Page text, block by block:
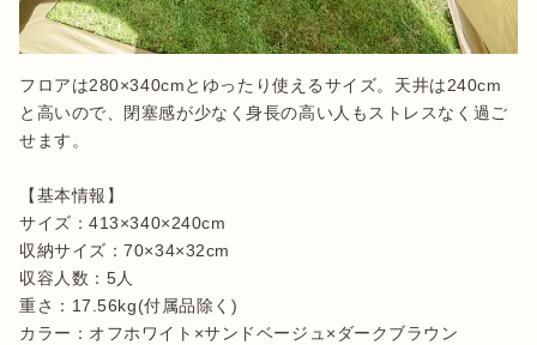
フロアは280×340cmとゆったり使えるサイズ。天井は240cm
と高いので、閉塞感が少なく身長の高い人もストレスなく過ご
せます。
【基本情報】
サイズ：413×340×240cm
収納サイズ：70×34×32cm
収容人数：5人
重さ：17.56kg(付属品除く)
カラー：オフホワイト×サンドベージュ×ダークブラウン